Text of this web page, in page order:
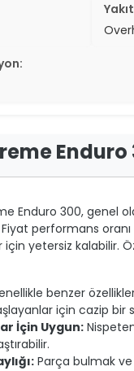
Enduro 300, genel
performans
yetersiz kalabilir.
benzer
için cazip bir
İçin Uygun:
Parça bulmak ve